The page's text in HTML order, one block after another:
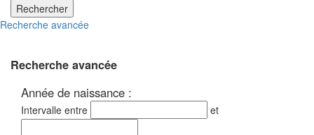
Rechercher
Recherche avancée
Recherche avancée
Année de naissance :
Intervalle entre et